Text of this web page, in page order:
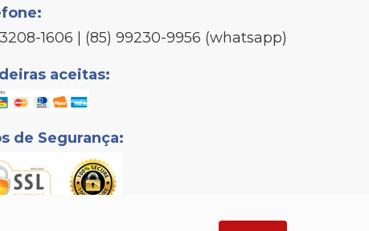
1606 | (85) 99230-9956 (whatsapp)
aceitas:
de Segurança: